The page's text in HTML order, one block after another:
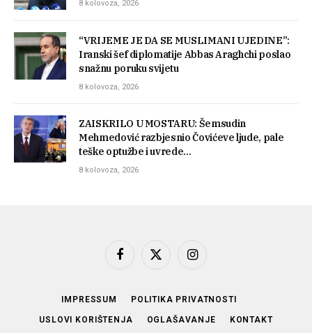
8 kolovoza, 2026
“VRIJEME JE DA SE MUSLIMANI UJEDINE”:
Iranski šef diplomatije Abbas Araghchi poslao
snažnu poruku svijetu
8 kolovoza, 2026
ZAISKRILO U MOSTARU: Šemsudin
Mehmedović razbjesnio Čovićeve ljude, pale
teške optužbe i uvrede…
8 kolovoza, 2026
Facebook
X
Instagram
IMPRESSUM POLITIKA PRIVATNOSTI
USLOVI KORIŠTENJA OGLAŠAVANJE KONTAKT